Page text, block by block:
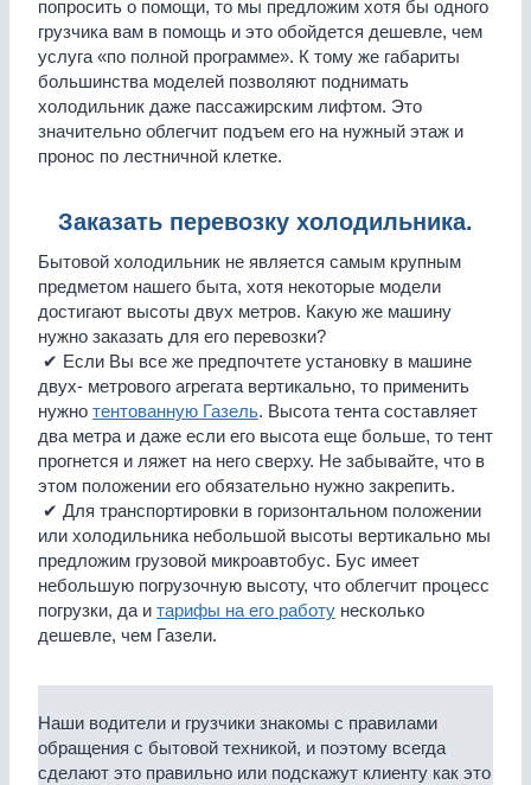
попросить о помощи, то мы предложим хотя бы одного
грузчика вам в помощь и это обойдется дешевле, чем
услуга «по полной программе». К тому же габариты
большинства моделей позволяют поднимать
холодильник даже пассажирским лифтом. Это
значительно облегчит подъем его на нужный этаж и
пронос по лестничной клетке.
Заказать перевозку холодильника.
Бытовой холодильник не является самым крупным
предметом нашего быта, хотя некоторые модели
достигают высоты двух метров. Какую же машину
нужно заказать для его перевозки?
✔ Если Вы все же предпочтете установку в машине
двух- метрового агрегата вертикально, то применить
нужно тентованную Газель. Высота тента составляет
два метра и даже если его высота еще больше, то тент
прогнется и ляжет на него сверху. Не забывайте, что в
этом положении его обязательно нужно закрепить.
✔ Для транспортировки в горизонтальном положении
или холодильника небольшой высоты вертикально мы
предложим грузовой микроавтобус. Бус имеет
небольшую погрузочную высоту, что облегчит процесс
погрузки, да и тарифы на его работу несколько
дешевле, чем Газели.
Наши водители и грузчики знакомы с правилами
обращения с бытовой техникой, и поэтому всегда
сделают это правильно или подскажут клиенту как это